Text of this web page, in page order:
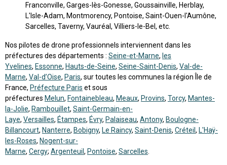
Franconville, Garges-lès-Gonesse, Goussainville, Herblay,
L'Isle-Adam, Montmorency, Pontoise, Saint-Ouen-l'Aumône,
Sarcelles, Taverny, Vauréal, Villiers-le-Bel, etc.
Nos pilotes de drone professionnels interviennent dans les
préfectures des départements : Seine-et-Marne, les
Yvelines, Essonne, Hauts-de-Seine, Seine-Saint-Denis, Val-de-
Marne, Val-d’Oise, Paris, sur toutes les communes la région Île de
France, Préfecture Paris et sous
préfectures Melun, Fontainebleau, Meaux, Provins, Torcy, Mantes-
la-Jolie, Rambouillet, Saint-Germain-en-
Laye, Versailles, Étampes, Évry, Palaiseau, Antony, Boulogne-
Billancourt, Nanterre, Bobigny, Le Raincy, Saint-Denis, Créteil , L'Haÿ-
les-Roses, Nogent-sur-
Marne, Cergy; Argenteuil , Pontoise, Sarcelles